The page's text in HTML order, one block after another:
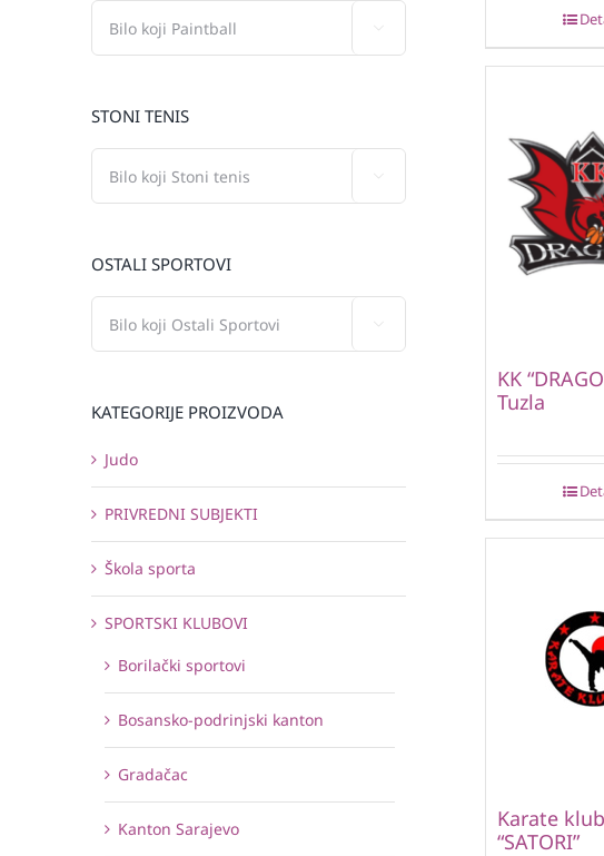
KK
Tuzla
Karate klub
“SATORI”
STONI TENIS
OSTALI SPORTOVI
KATEGORIJE PROIZVODA
Judo
PRIVREDNI SUBJEKTI
Škola sporta
SPORTSKI KLUBOVI
Borilački sportovi
Bosansko-podrinjski kanton
Gradačac
Kanton Sarajevo